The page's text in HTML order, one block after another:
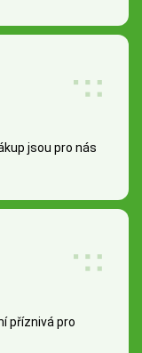
jsou pro nás
příznivá pro